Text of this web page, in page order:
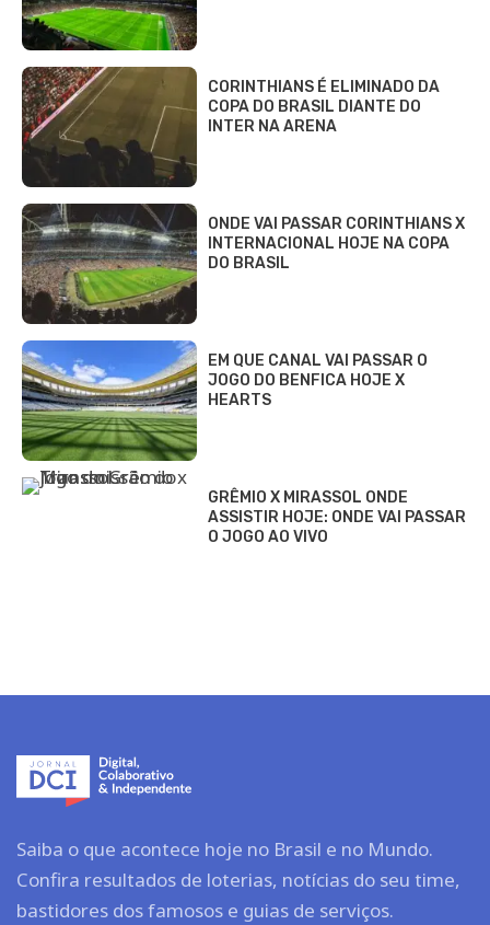
CORINTHIANS É ELIMINADO DA
COPA DO BRASIL DIANTE DO
INTER NA ARENA
ONDE VAI PASSAR CORINTHIANS X
INTERNACIONAL HOJE NA COPA
DO BRASIL
EM QUE CANAL VAI PASSAR O
JOGO DO BENFICA HOJE X
HEARTS
GRÊMIO X MIRASSOL ONDE
ASSISTIR HOJE: ONDE VAI PASSAR
O JOGO AO VIVO
Saiba o que acontece hoje no Brasil e no Mundo.
Confira resultados de loterias, notícias do seu time,
bastidores dos famosos e guias de serviços.